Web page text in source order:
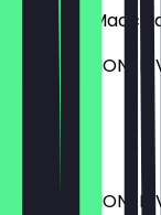
Espresso
3,20 €
Flat White